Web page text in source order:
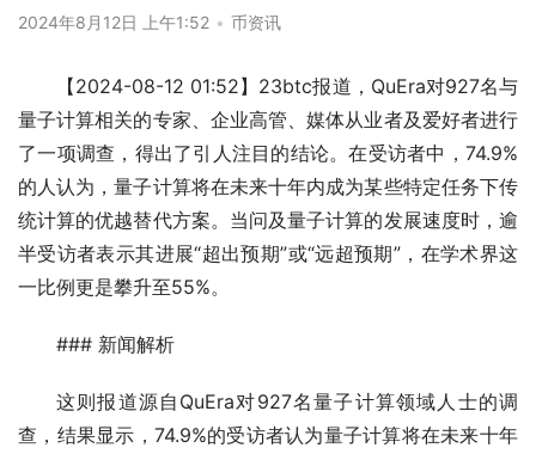
2024年8月12日 上午1:52 • 币资讯
【2024-08-12 01:52】23btc报道，QuEra对927名与
量子计算相关的专家、企业高管、媒体从业者及爱好者进行
了一项调查，得出了引人注目的结论。在受访者中，74.9%
的人认为，量子计算将在未来十年内成为某些特定任务下传
统计算的优越替代方案。当问及量子计算的发展速度时，逾
半受访者表示其进展“超出预期”或“远超预期”，在学术界这
一比例更是攀升至55%。
### 新闻解析
这则报道源自QuEra对927名量子计算领域人士的调
查，结果显示，74.9%的受访者认为量子计算将在未来十年